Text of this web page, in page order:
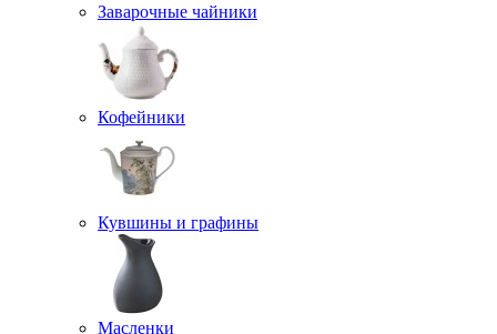
Заварочные чайники
Кофейники
Кувшины и графины
Масленки